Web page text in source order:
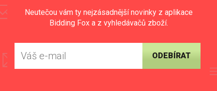
Neutečou vám ty nejzásadnější novinky z aplikace
Bidding Fox a z vyhledávačů zboží.
ODEBÍRAT